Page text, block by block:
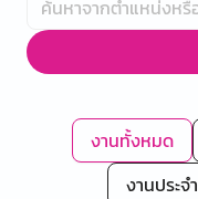
งานทั้งหมด
งานประจำ